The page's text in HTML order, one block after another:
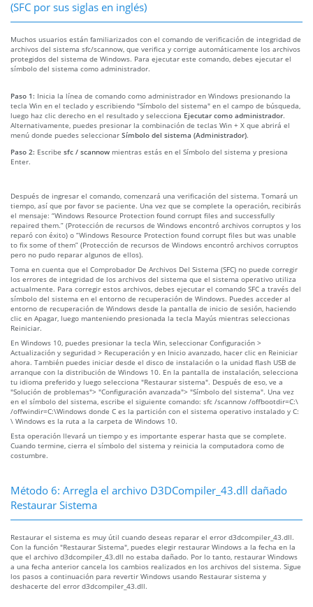
(SFC por sus siglas en inglés)
Muchos usuarios están familiarizados con el comando de verificación de integridad de
archivos del sistema sfc/scannow, que verifica y corrige automáticamente los archivos
protegidos del sistema de Windows. Para ejecutar este comando, debes ejecutar el
símbolo del sistema como administrador.
Paso 1: Inicia la línea de comando como administrador en Windows presionando la
tecla Win en el teclado y escribiendo "Símbolo del sistema" en el campo de búsqueda,
luego haz clic derecho en el resultado y selecciona Ejecutar como administrador.
Alternativamente, puedes presionar la combinación de teclas Win + X que abrirá el
menú donde puedes seleccionar Símbolo del sistema (Administrador).
Paso 2: Escribe sfc / scannow mientras estás en el Símbolo del sistema y presiona
Enter.
Después de ingresar el comando, comenzará una verificación del sistema. Tomará un
tiempo, así que por favor se paciente. Una vez que se complete la operación, recibirás
el mensaje: “Windows Resource Protection found corrupt files and successfully
repaired them.” (Protección de recursos de Windows encontró archivos corruptos y los
reparó con éxito) o “Windows Resource Protection found corrupt files but was unable
to fix some of them” (Protección de recursos de Windows encontró archivos corruptos
pero no pudo reparar algunos de ellos).
Toma en cuenta que el Comprobador De Archivos Del Sistema (SFC) no puede corregir
los errores de integridad de los archivos del sistema que el sistema operativo utiliza
actualmente. Para corregir estos archivos, debes ejecutar el comando SFC a través del
símbolo del sistema en el entorno de recuperación de Windows. Puedes acceder al
entorno de recuperación de Windows desde la pantalla de inicio de sesión, haciendo
clic en Apagar, luego manteniendo presionada la tecla Mayús mientras seleccionas
Reiniciar.
En Windows 10, puedes presionar la tecla Win, seleccionar Configuración >
Actualización y seguridad > Recuperación y en Inicio avanzado, hacer clic en Reiniciar
ahora. También puedes iniciar desde el disco de instalación o la unidad flash USB de
arranque con la distribución de Windows 10. En la pantalla de instalación, selecciona
tu idioma preferido y luego selecciona "Restaurar sistema". Después de eso, ve a
"Solución de problemas"> "Configuración avanzada"> "Símbolo del sistema". Una vez
en el símbolo del sistema, escribe el siguiente comando: sfc /scannow /offbootdir=C:\
/offwindir=C:\Windows donde C es la partición con el sistema operativo instalado y C:
\ Windows es la ruta a la carpeta de Windows 10.
Esta operación llevará un tiempo y es importante esperar hasta que se complete.
Cuando termine, cierra el símbolo del sistema y reinicia la computadora como de
costumbre.
Método 6: Arregla el archivo D3DCompiler_43.dll dañado
Restaurar Sistema
Restaurar el sistema es muy útil cuando deseas reparar el error d3dcompiler_43.dll.
Con la función "Restaurar Sistema", puedes elegir restaurar Windows a la fecha en la
que el archivo d3dcompiler_43.dll no estaba dañado. Por lo tanto, restaurar Windows
a una fecha anterior cancela los cambios realizados en los archivos del sistema. Sigue
los pasos a continuación para revertir Windows usando Restaurar sistema y
deshacerte del error d3dcompiler_43.dll.